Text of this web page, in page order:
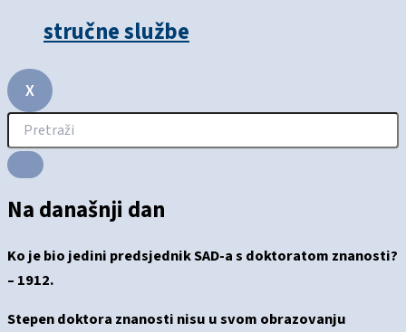
stručne službe
X
Na današnji dan
Ko je bio jedini predsjednik SAD-a s doktoratom znanosti?
– 1912.
Stepen doktora znanosti nisu u svom obrazovanju